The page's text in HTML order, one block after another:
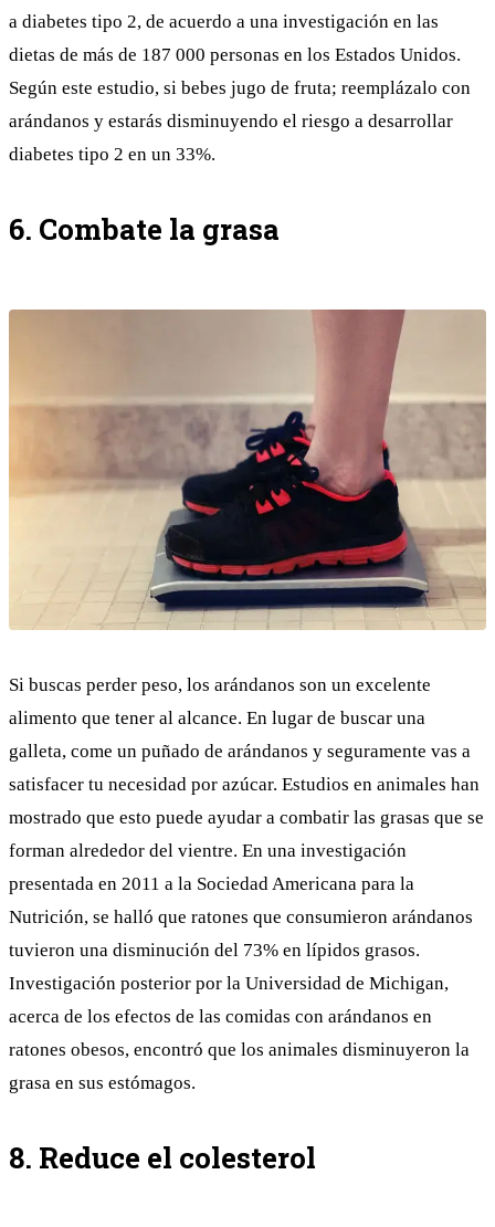
a diabetes tipo 2, de acuerdo a una investigación en las
dietas de más de 187 000 personas en los Estados Unidos.
Según este estudio, si bebes jugo de fruta; reemplázalo con
arándanos y estarás disminuyendo el riesgo a desarrollar
diabetes tipo 2 en un 33%.
6. Combate la grasa
Si buscas perder peso, los arándanos son un excelente
alimento que tener al alcance. En lugar de buscar una
galleta, come un puñado de arándanos y seguramente vas a
satisfacer tu necesidad por azúcar. Estudios en animales han
mostrado que esto puede ayudar a combatir las grasas que se
forman alrededor del vientre. En una investigación
presentada en 2011 a la Sociedad Americana para la
Nutrición, se halló que ratones que consumieron arándanos
tuvieron una disminución del 73% en lípidos grasos.
Investigación posterior por la Universidad de Michigan,
acerca de los efectos de las comidas con arándanos en
ratones obesos, encontró que los animales disminuyeron la
grasa en sus estómagos.
8. Reduce el colesterol